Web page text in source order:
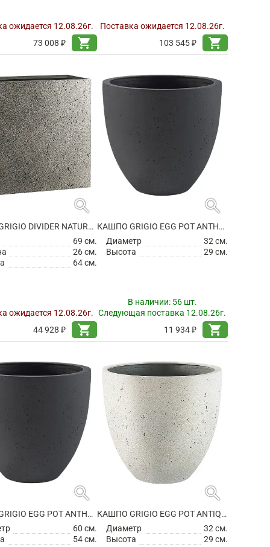
ожидается 12.08.26г.
73 008 ₽
shopping_cart
Поставка ожидается 12.08.26г.
103 545 ₽
shopping_cart
search
КАШПО GRIGIO DIVIDER NATURAL CONCRETE
69 см.
26 см.
64 см.
ожидается 12.08.26г.
44 928 ₽
shopping_cart
search
КАШПО GRIGIO EGG POT ANTHRACITE
Диаметр
32 см.
Высота
29 см.
В наличии: 56 шт.
Следующая поставка 12.08.26г.
11 934 ₽
shopping_cart
search
КАШПО GRIGIO EGG POT ANTHRACITE
60 см.
54 см.
search
КАШПО GRIGIO EGG POT ANTIQUE WHITE
Диаметр
32 см.
Высота
29 см.